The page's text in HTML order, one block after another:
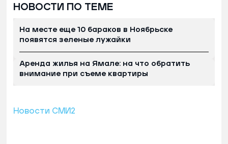
НОВОСТИ ПО ТЕМЕ
На месте еще 10 бараков в Ноябрьске
появятся зеленые лужайки
Аренда жилья на Ямале: на что обратить
внимание при съеме квартиры
Новости СМИ2